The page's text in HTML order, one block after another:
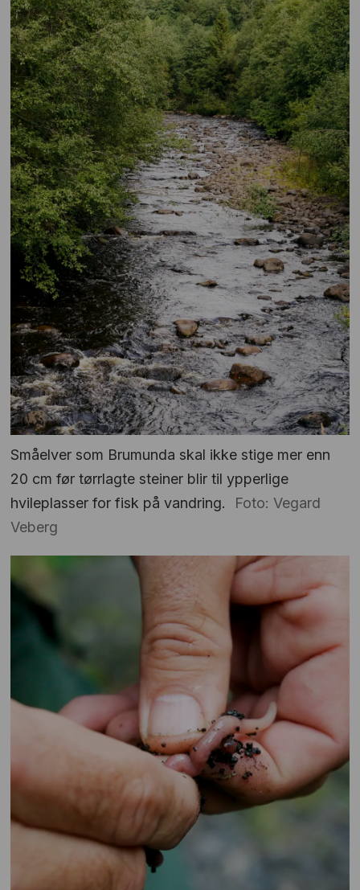
Småelver som Brumunda skal ikke stige mer enn
20 cm før tørrlagte steiner blir til ypperlige
hvileplasser for fisk på vandring.
Foto: Vegard
Veberg